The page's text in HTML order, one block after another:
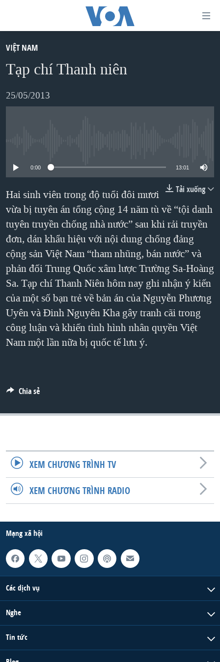
dẫn
truy
cập
nội
hướng
chính
tới
"Tìm"
TRANG CHỦ
VIỆT NAM
HOA KỲ
BIỂN ĐÔNG
MỤC
TỰ DO BÁO CHÍ
VẠCH TRẦN TIN GIẢ
NGƯỜI VIỆT HẢI NGOẠI
ĐỜI SỐNG
KINH TẾ
KHOA HỌC
SỨC KHOẺ
THỂ THAO
CHUYÊN ĐỀ
CHIẾN TRANH THƯƠNG MẠI CỦA MỸ: QUÁ KHỨ VÀ HIỆN
TẠI
HÀNH TRÌNH BẦU CỬ 2024
MỘT NĂM CHIẾN TRANH TẠI DẢI GAZA
GIẢI MÃ VÀNH ĐAI & CON ĐƯỜNG
NGÀY TỊ NẠN THẾ GIỚI
TRỊNH VĨNH BÌNH - NGƯỜI HẠ 'BÊN THẮNG CUỘC'
GROUND ZERO – XƯA VÀ NAY
CHI PHÍ CHIẾN TRANH AFGHANISTAN
NGƯ DÂN VIỆT VÀ LÀN SÓNG TRỘM HẢI SÂM
QUAN HỆ VIỆT MỸ
HỌC TIẾNG ANH
VIDEO
NGHE
MẠNG XÃ HỘI
Ngôn ngữ khác
VIỆT NAM
Tạp chí Thanh niên
25/05/2013
0:00 13:01
Tải xuống
Hai sinh viên trong độ tuổi đôi mươi
vừa bị tuyên án tổng cộng 14 năm tù về “tội danh
tuyên truyền chống nhà nước” sau khi rải truyền
đơn, dán khẩu hiệu với nội dung chống đảng
cộng sản Việt Nam “tham nhũng, bán nước” và
phản đối Trung Quốc xâm lược Trường Sa-Hoàng
Sa. Tạp chí Thanh Niên hôm nay ghi nhận ý kiến
của một số bạn trẻ về bản án của Nguyễn Phương
Uyên và Đinh Nguyên Kha gây tranh cãi trong
công luận và khiến tình hình nhân quyền Việt
Nam một lần nữa bị quốc tế lưu ý.
Chia sẻ
XEM CHƯƠNG TRÌNH TV
XEM CHƯƠNG TRÌNH RADIO
Mạng xã hội
Các dịch vụ
Nghe
Tin tức